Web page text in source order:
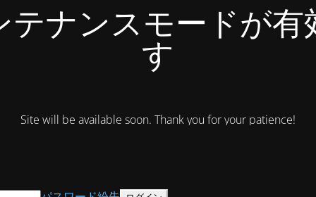
テナンスモードが有
す
Site will be available soon. Thank you for your patience!